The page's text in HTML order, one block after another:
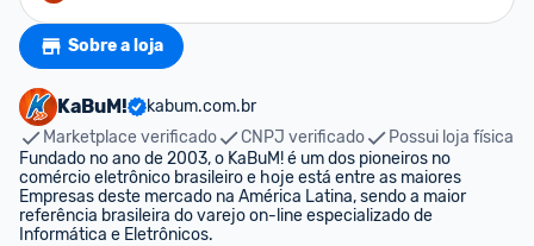
Sobre a loja
KaBuM!
kabum.com.br
Marketplace verificado
CNPJ verificado
Possui loja física
Fundado no ano de 2003, o KaBuM! é um dos pioneiros no
comércio eletrônico brasileiro e hoje está entre as maiores
Empresas deste mercado na América Latina, sendo a maior
referência brasileira do varejo on-line especializado de
Informática e Eletrônicos.